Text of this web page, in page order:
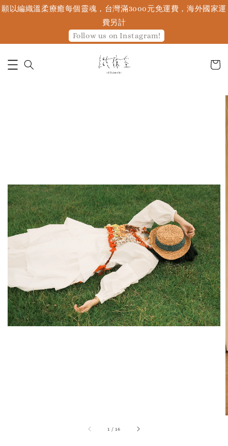
願以編織溫柔療癒每個靈魂，台灣滿3000元免運費，海外國家運
費另計
Follow us on Instagram!
1 /16